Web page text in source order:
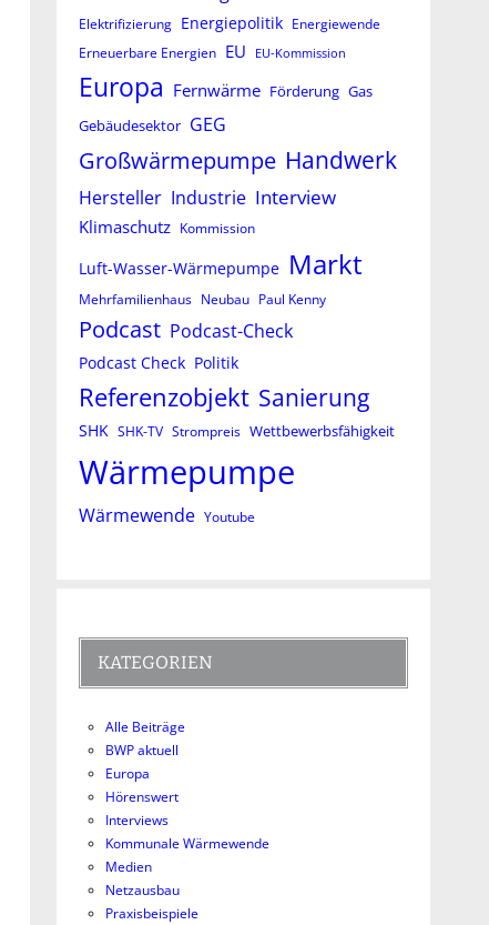
Elektrifizierung Energiepolitik Energiewende
Erneuerbare Energien EU EU-Kommission
Europa Fernwärme Förderung Gas
Gebäudesektor GEG
Großwärmepumpe Handwerk
Hersteller Industrie Interview
Klimaschutz Kommission
Luft-Wasser-Wärmepumpe Markt
Mehrfamilienhaus Neubau Paul Kenny
Podcast Podcast-Check
Podcast Check Politik
Referenzobjekt Sanierung
SHK SHK-TV Strompreis Wettbewerbsfähigkeit
Wärmepumpe
Wärmewende Youtube
KATEGORIEN
Alle Beiträge
BWP aktuell
Europa
Hörenswert
Interviews
Kommunale Wärmewende
Medien
Netzausbau
Praxisbeispiele